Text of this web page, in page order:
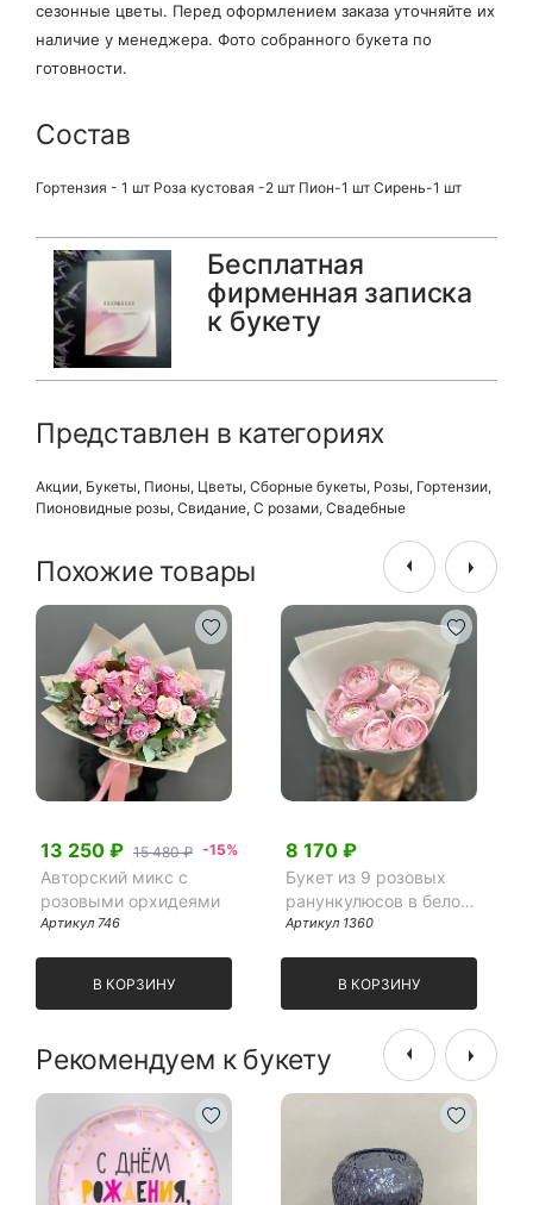
сезонные цветы. Перед оформлением заказа уточняйте их
наличие у менеджера. Фото собранного букета по
готовности.
Состав
Гортензия - 1 шт Роза кустовая -2 шт Пион-1 шт Сирень-1 шт
Бесплатная
фирменная записка
к букету
Представлен в категориях
Акции, Букеты, Пионы, Цветы, Сборные букеты, Розы, Гортензии,
Пионовидные розы, Свидание, С розами, Свадебные
Похожие товары
13 250 ₽ 15 480 ₽ -15%
Авторский микс с
розовыми орхидеями
Артикул 746
В КОРЗИНУ
8 170 ₽
Букет из 9 розовых
ранункулюсов в белом
крафте
Артикул 1360
В КОРЗИНУ
Рекомендуем к букету